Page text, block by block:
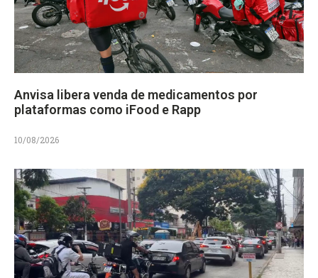
Anvisa libera venda de medicamentos por
plataformas como iFood e Rapp
10/08/2026